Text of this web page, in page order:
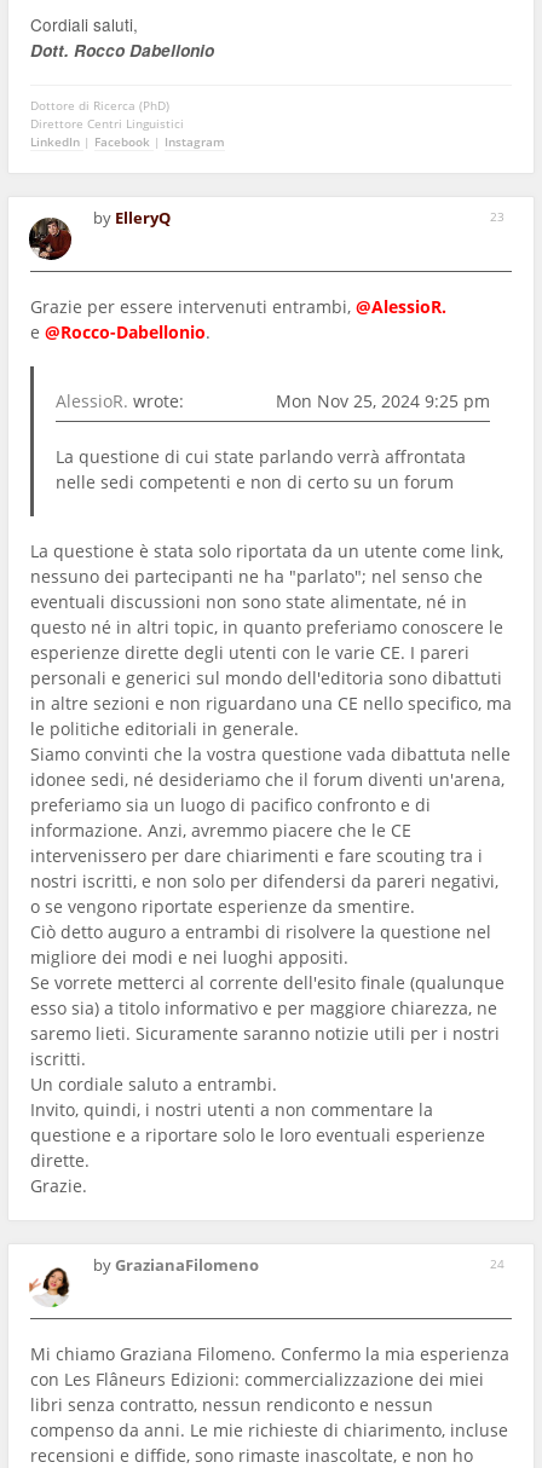
Cordiali saluti,
Dott. Rocco Dabellonio
Dottore di Ricerca (PhD)
Direttore Centri Linguistici
LinkedIn | Facebook | Instagram
23
by ElleryQ
Grazie per essere intervenuti entrambi, @AlessioR.
e @Rocco-Dabellonio.
AlessioR. wrote: Mon Nov 25, 2024 9:25 pm
La questione di cui state parlando verrà affrontata
nelle sedi competenti e non di certo su un forum
La questione è stata solo riportata da un utente come link,
nessuno dei partecipanti ne ha "parlato"; nel senso che
eventuali discussioni non sono state alimentate, né in
questo né in altri topic, in quanto preferiamo conoscere le
esperienze dirette degli utenti con le varie CE. I pareri
personali e generici sul mondo dell'editoria sono dibattuti
in altre sezioni e non riguardano una CE nello specifico, ma
le politiche editoriali in generale.
Siamo convinti che la vostra questione vada dibattuta nelle
idonee sedi, né desideriamo che il forum diventi un'arena,
preferiamo sia un luogo di pacifico confronto e di
informazione. Anzi, avremmo piacere che le CE
intervenissero per dare chiarimenti e fare scouting tra i
nostri iscritti, e non solo per difendersi da pareri negativi,
o se vengono riportate esperienze da smentire.
Ciò detto auguro a entrambi di risolvere la questione nel
migliore dei modi e nei luoghi appositi.
Se vorrete metterci al corrente dell'esito finale (qualunque
esso sia) a titolo informativo e per maggiore chiarezza, ne
saremo lieti. Sicuramente saranno notizie utili per i nostri
iscritti.
Un cordiale saluto a entrambi.
Invito, quindi, i nostri utenti a non commentare la
questione e a riportare solo le loro eventuali esperienze
dirette.
Grazie.
24
byGrazianaFilomeno
Mi chiamo Graziana Filomeno. Confermo la mia esperienza
con Les Flâneurs Edizioni: commercializzazione dei miei
libri senza contratto, nessun rendiconto e nessun
compenso da anni. Le mie richieste di chiarimento, incluse
recensioni e diffide, sono rimaste inascoltate, e non ho